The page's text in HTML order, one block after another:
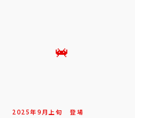
2025年9 月 上旬 登場